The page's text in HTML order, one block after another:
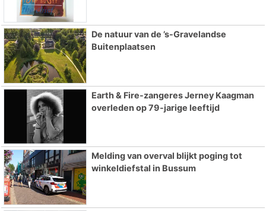
De natuur van de ’s-Gravelandse
Buitenplaatsen
Earth & Fire-zangeres Jerney Kaagman
overleden op 79-jarige leeftijd
Melding van overval blijkt poging tot
winkeldiefstal in Bussum